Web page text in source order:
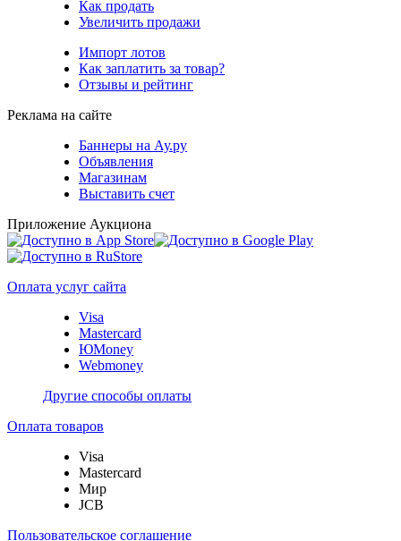
Как продать
Увеличить продажи
Импорт лотов
Как заплатить за товар?
Отзывы и рейтинг
Реклама на сайте
Баннеры на Ау.ру
Объявления
Магазинам
Выставить счет
Приложение Аукциона
Оплата услуг сайта
Visa
Mastercard
ЮMoney
Webmoney
Другие способы оплаты
Оплата товаров
Visa
Mastercard
Мир
JCB
Пользовательское соглашение